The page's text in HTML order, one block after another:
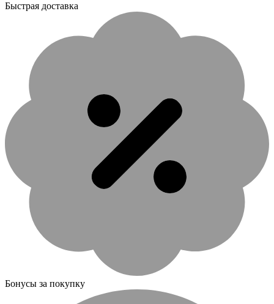
Быстрая доставка
Бонусы за покупку